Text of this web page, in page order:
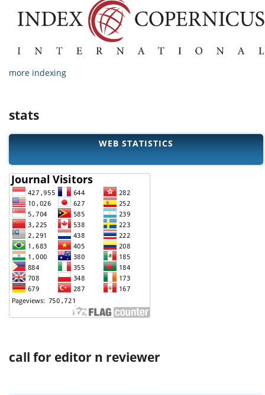
more indexing
stats
WEB STATISTICS
call for editor n reviewer